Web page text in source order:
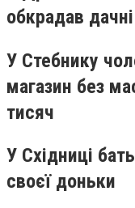
обкрадав
У Стебнику
магазин без
тисяч
У Східниці
своєї доньки